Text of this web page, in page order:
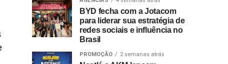
BYD fecha com a Jotacom
para liderar sua estratégia de
redes sociais e influência no
Brasil
PROMOÇÃO 2 semanas atrás